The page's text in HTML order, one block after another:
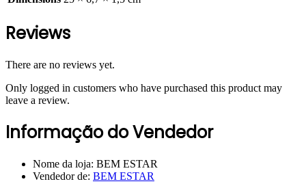
Reviews
There are no reviews yet.
Only logged in customers who have purchased this product may
leave a review.
Informação do Vendedor
Nome da loja: BEM ESTAR
Vendedor de: BEM ESTAR